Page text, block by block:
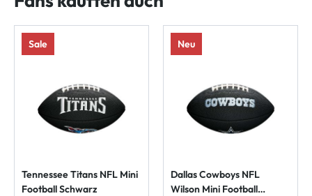
Sale
Tennessee Titans NFL Mini
Football Schwarz
Neu
Dallas Cowboys NFL
Wilson Mini Football